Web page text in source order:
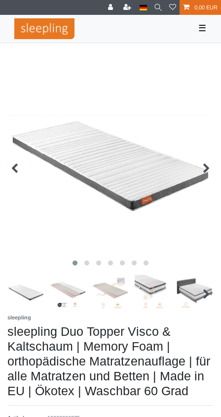
0,00 EUR
☰
sleepling
sleepling Duo Topper Visco &
Kaltschaum | Memory Foam |
orthopädische Matratzenauflage | für
alle Matratzen und Betten | Made in
EU | Ökotex | Waschbar 60 Grad